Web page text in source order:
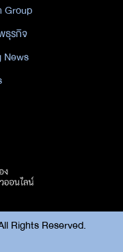
Group
ธุรกิจ
News
Rights Reserved.